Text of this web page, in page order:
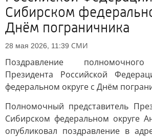
Сибирском
Днём пограничника
28 мая 2026, 11:39 СМИ
Поздравление полномочного
Президента Российской
федеральном округе с Днём
Полномочный представитель
Сибирском федеральном округе
опубликовал поздравление в